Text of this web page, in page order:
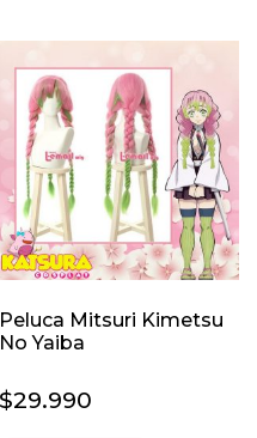
Peluca Mitsuri Kimetsu
No Yaiba
$29.990